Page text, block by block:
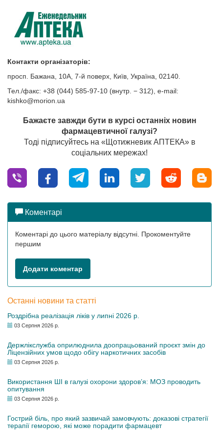
Контакти організаторів:
просп. Бажана, 10А, 7-й поверх, Київ, Україна, 02140.
Тел./факс: +38 (044) 585-97-10 (внутр. − 312), е-mail:
kishko@morion.ua
Бажаєте завжди бути в курсі останніх новин
фармацевтичної галузі?
Тоді підписуйтесь на «Щотижневик АПТЕКА» в
соціальних мережах!
Коментарі
Коментарі до цього матеріалу відсутні. Прокоментуйте
першим
Додати коментар
Останні новини та статті
Роздрібна реалізація ліків у липні 2026 р.
03 Серпня 2026 р.
Держлікслужба оприлюднила доопрацьований проєкт змін до
Ліцензійних умов щодо обігу наркотичних засобів
03 Серпня 2026 р.
Використання ШІ в галузі охорони здоров’я: МОЗ проводить
опитування
03 Серпня 2026 р.
Гострий біль, про який зазвичай замовчують: доказові стратегії
терапії геморою, які може порадити фармацевт